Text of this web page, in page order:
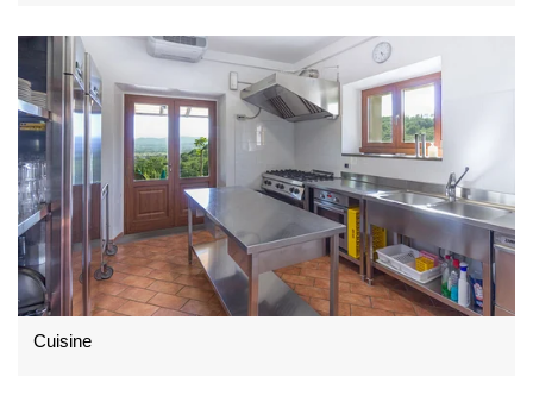
Cuisine